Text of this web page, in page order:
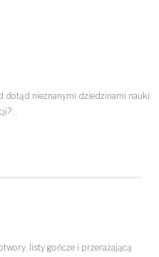
dotąd nieznanymi dziedzinami nauki.
listy gończe i przerażającą